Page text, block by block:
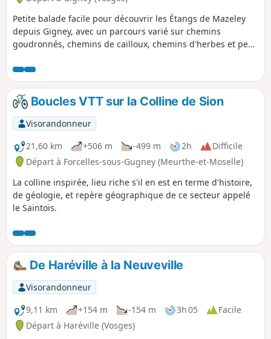
Petite balade facile pour découvrir les Étangs de Mazeley
depuis Gigney, avec un parcours varié sur chemins
goudronnés, chemins de cailloux, chemins d'herbes et peu
et pique-niquer. Parcours peu ombragé, attention en plein
soleil.
Boucles VTT sur la Colline de Sion
Visorandonneur
21,60 km
+506 m -499 m 2h
Difficile
Départ à Forcelles-sous-Gugney (Meurthe-et-Moselle)
La colline inspirée, lieu riche s'il en est en terme d'histoire,
de géologie, et repère géographique de ce secteur appelé
le Saintois.
De Haréville à la Neuveville
Visorandonneur
9,11 km
+154 m -154 m 3h 05
Facile
Départ à Haréville (Vosges)